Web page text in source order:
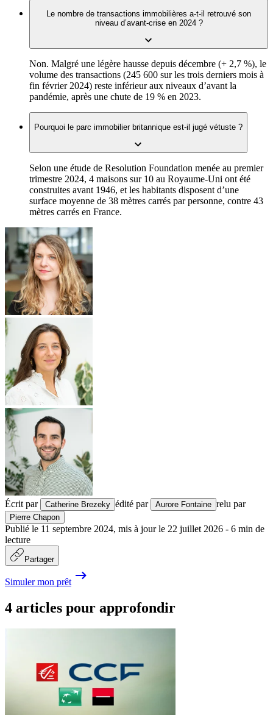
Le nombre de transactions immobilières a-t-il retrouvé son
niveau d’avant-crise en 2024 ?
Non. Malgré une légère hausse depuis décembre (+ 2,7 %), le
volume des transactions (245 600 sur les trois derniers mois à
fin février 2024) reste inférieur aux niveaux d’avant la
pandémie, après une chute de 19 % en 2023.
Pourquoi le parc immobilier britannique est-il jugé vétuste ?
Selon une étude de Resolution Foundation menée au premier
trimestre 2024, 4 maisons sur 10 au Royaume-Uni ont été
construites avant 1946, et les habitants disposent d’une
surface moyenne de 38 mètres carrés par personne, contre 43
mètres carrés en France.
Écrit par Catherine Brezeky édité par Aurore Fontaine relu par
Pierre Chapon
Publié le 11 septembre 2024, mis à jour le 22 juillet 2026 - 6 min de
lecture
Partager
Simuler mon prêt
4 articles pour approfondir